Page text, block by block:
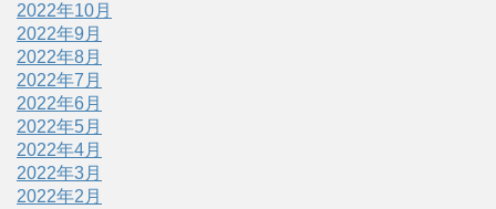
2022年10月
2022年9月
2022年8月
2022年7月
2022年6月
2022年5月
2022年4月
2022年3月
2022年2月